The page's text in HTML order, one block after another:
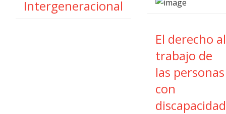
Intergeneracional
El derecho al
trabajo de
las personas
con
discapacidad